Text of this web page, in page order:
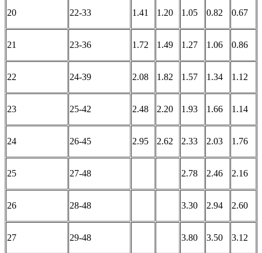
20 22-33 1.41 1.20 1.05 0.82 0.67
21 23-36 1.72 1.49 1.27 1.06 0.86
22 24-39 2.08 1.82 1.57 1.34 1.12
23 25-42 2.48 2.20 1.93 1.66 1.14
24 26-45 2.95 2.62 2.33 2.03 1.76
25 27-48 2.78 2.46 2.16
26 28-48 3.30 2.94 2.60
27 29-48 3.80 3.50 3.12